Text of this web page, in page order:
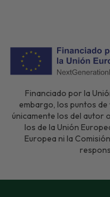
Financiado por la
embargo, los puntos
únicamente los del autor
los de la Unión
Europea ni la